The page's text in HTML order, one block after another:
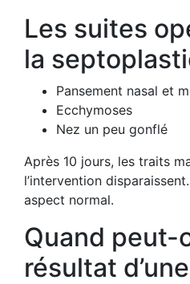
Les suites
la
Pansement nasal et
Ecchymoses
Nez un peu gonflé
Après 10 jours, les traits
l’intervention
aspect normal.
Quand peut-
résultat d’une